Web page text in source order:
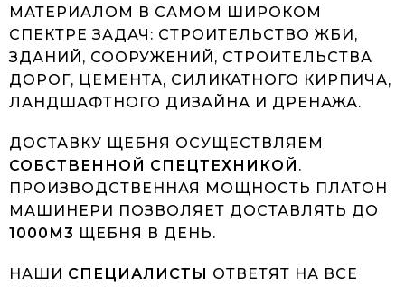
МАТЕРИАЛОМ В САМОМ ШИРОКОМ
СПЕКТРЕ ЗАДАЧ: СТРОИТЕЛЬСТВО ЖБИ,
ЗДАНИЙ, СООРУЖЕНИЙ, СТРОИТЕЛЬСТВА
ДОРОГ, ЦЕМЕНТА, СИЛИКАТНОГО КИРПИЧА,
ЛАНДШАФТНОГО ДИЗАЙНА И ДРЕНАЖА.
ДОСТАВКУ ЩЕБНЯ ОСУЩЕСТВЛЯЕМ
СОБСТВЕННОЙ СПЕЦТЕХНИКОЙ .
ПРОИЗВОДСТВЕННАЯ МОЩНОСТЬ ПЛАТОН
МАШИНЕРИ ПОЗВОЛЯЕТ ДОСТАВЛЯТЬ ДО
1000М3 ЩЕБНЯ В ДЕНЬ.
НАШИ СПЕЦИАЛИСТЫ
ОТВЕТЯТ НА ВСЕ